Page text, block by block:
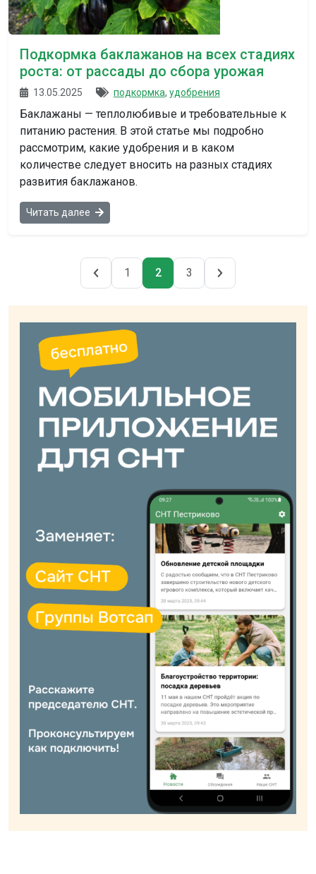
Подкормка баклажанов на всех стадиях
роста: от рассады до сбора урожая
13.05.2025 подкормка, удобрения
Баклажаны — теплолюбивые и требовательные к
питанию растения. В этой статье мы подробно
рассмотрим, какие удобрения и в каком
количестве следует вносить на разных стадиях
развития баклажанов.
Читать далее
Навигация
Страница
1 Страница
2 Страница
3